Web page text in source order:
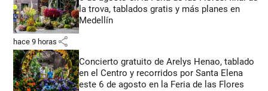
la trova, tablados gratis y más planes en
Medellín
hace 9 horas share
Concierto gratuito de Arelys Henao, tablado
en el Centro y recorridos por Santa Elena
este 6 de agosto en la Feria de las Flores